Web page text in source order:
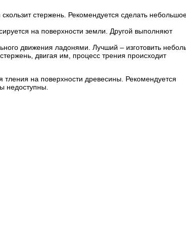
стержень. Рекомендуется сделать
на поверхности земли. Другой выполняют
движения ладонями. Лучший – изготовить
двигая им, процесс трения происходит
на поверхности древесины. Рекомендуется
недоступны.